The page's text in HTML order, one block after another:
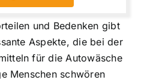
und Bedenken gibt
Aspekte, die bei der
für die Autowäsche
Menschen schwören